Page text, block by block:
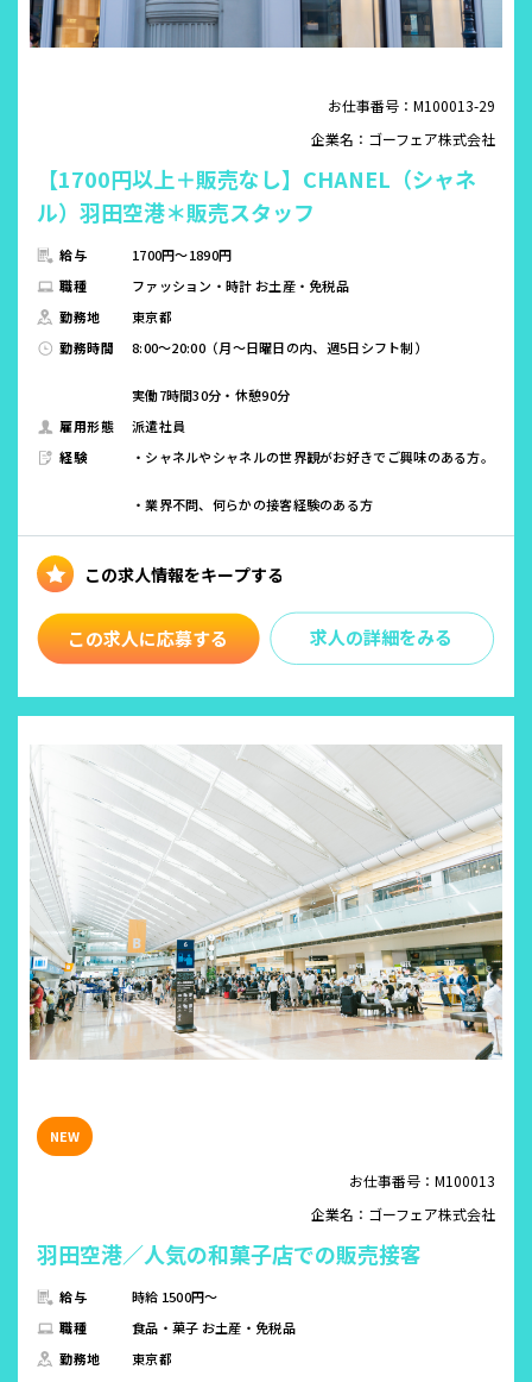
お仕事番号：M100013-29
企業名：ゴーフェア株式会社
【1700円以上＋販売なし】CHANEL（シャネ
ル）羽田空港＊販売スタッフ
給与
1700円～1890円
職種
ファッション・時計 お土産・免税品
勤務地
東京都
勤務時間
8:00～20:00（月～日曜日の内、週5日シフト制）
実働7時間30分・休憩90分
雇用形態
派遣社員
経験
・シャネルやシャネルの世界観がお好きでご興味のある方。
・業界不問、何らかの接客経験のある方
求人の詳細をみる
お仕事番号：M100013
企業名：ゴーフェア株式会社
羽田空港／人気の和菓子店での販売接客
給与
時給 1500円～
職種
食品・菓子 お土産・免税品
勤務地
東京都